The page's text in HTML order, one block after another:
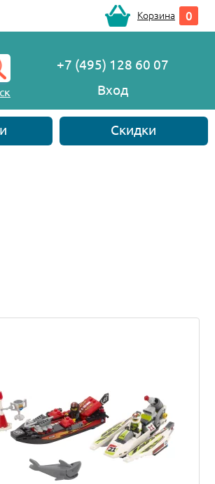
Корзина 0
+7 (495) 128 60 07
Вход
Скидки